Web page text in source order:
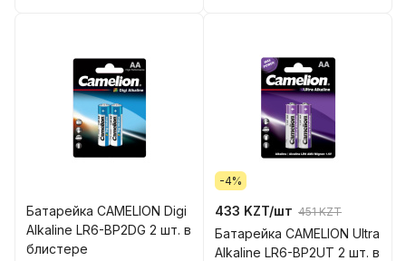
Батарейка CAMELION Digi
Alkaline LR6-BP2DG 2 шт. в
блистере
-4%
433 KZT/шт 451 KZT
Батарейка CAMELION Ultra
Alkaline LR6-BP2UT 2 шт. в